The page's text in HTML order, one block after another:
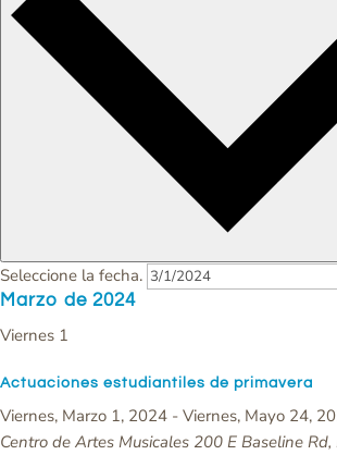
Seleccione la fecha.
Marzo de 2024
Viernes 1
Actuaciones estudiantiles de primavera
Viernes, Marzo 1, 2024 - Viernes, Mayo 24,
Centro de Artes Musicales 200 E Baseline Rd,